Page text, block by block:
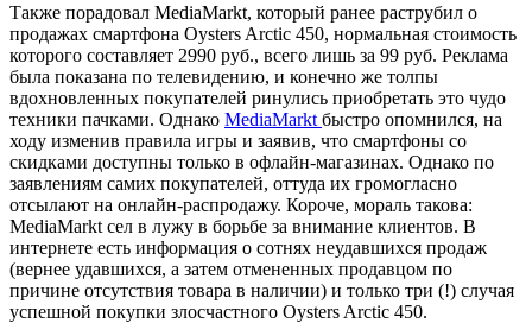
Также порадовал MediaMarkt, который ранее раструбил о
продажах смартфона Oysters Arctic 450, нормальная стоимость
которого составляет 2990 руб., всего лишь за 99 руб. Реклама
была показана по телевидению, и конечно же толпы
вдохновленных покупателей ринулись приобретать это чудо
техники пачками. Однако MediaMarkt быстро опомнился, на
ходу изменив правила игры и заявив, что смартфоны со
скидками доступны только в офлайн-магазинах. Однако по
заявлениям самих покупателей, оттуда их громогласно
отсылают на онлайн-распродажу. Короче, мораль такова:
MediaMarkt сел в лужу в борьбе за внимание клиентов. В
интернете есть информация о сотнях неудавшихся продаж
(вернее удавшихся, а затем отмененных продавцом по
причине отсутствия товара в наличии) и только три (!) случая
успешной покупки злосчастного Oysters Arctic 450.